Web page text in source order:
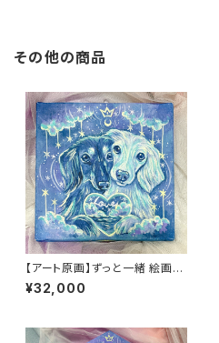
その他の商品
【アート原画】ずっと一緒 絵画
¥32,000